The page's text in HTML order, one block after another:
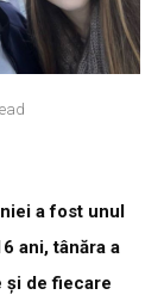
a fost unul
ani, tânăra a
și de fiecare